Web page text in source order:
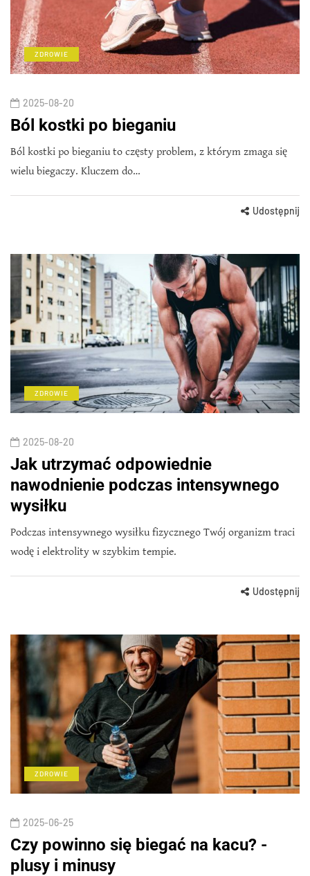
ZDROWIE
2025-08-20
Ból kostki po bieganiu
Ból kostki po bieganiu to częsty problem, z którym zmaga się
wielu biegaczy. Kluczem do…
Udostępnij
ZDROWIE
2025-08-20
Jak utrzymać odpowiednie
nawodnienie podczas intensywnego
wysiłku
Podczas intensywnego wysiłku fizycznego Twój organizm traci
wodę i elektrolity w szybkim tempie.
Udostępnij
ZDROWIE
2025-06-25
Czy powinno się biegać na kacu? -
plusy i minusy